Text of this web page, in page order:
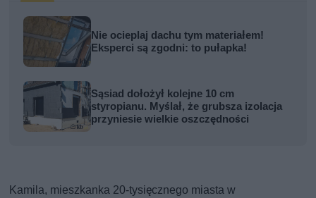
Nie ocieplaj dachu tym materiałem!
Eksperci są zgodni: to pułapka!
Sąsiad dołożył kolejne 10 cm
styropianu. Myślał, że grubsza izolacja
przyniesie wielkie oszczędności
Kamila, mieszkanka 20-tysięcznego miasta w